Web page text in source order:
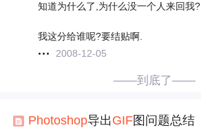
知道为什么了,为什么没一个人来回我?
我这分给谁呢?要结贴啊.
2008-12-05
——到底了——
Photoshop导出GIF图问题总结